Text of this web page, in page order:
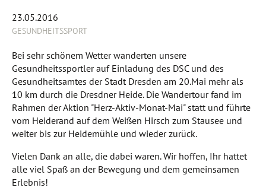
23.05.2016
GESUNDHEITSSPORT
Bei sehr schönem Wetter wanderten unsere
Gesundheitssportler auf Einladung des DSC und des
Gesundheitsamtes der Stadt Dresden am 20.Mai mehr als
10 km durch die Dresdner Heide. Die Wandertour fand im
Rahmen der Aktion "Herz-Aktiv-Monat-Mai" statt und führte
vom Heiderand auf dem Weißen Hirsch zum Stausee und
weiter bis zur Heidemühle und wieder zurück.
Vielen Dank an alle, die dabei waren. Wir hoffen, Ihr hattet
alle viel Spaß an der Bewegung und dem gemeinsamen
Erlebnis!